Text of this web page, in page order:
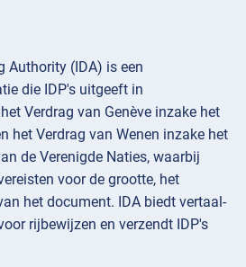
Authority (IDA) is een
die IDP's uitgeeft in
Verdrag van Genève inzake het
het Verdrag van Wenen inzake het
de Verenigde Naties, waarbij
voor de grootte, het
het document. IDA biedt vertaal-
rijbewijzen en verzendt IDP's